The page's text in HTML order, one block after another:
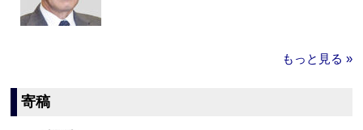
もっと見る »
寄稿